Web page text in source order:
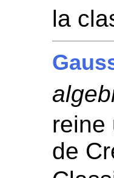
la
reine
de